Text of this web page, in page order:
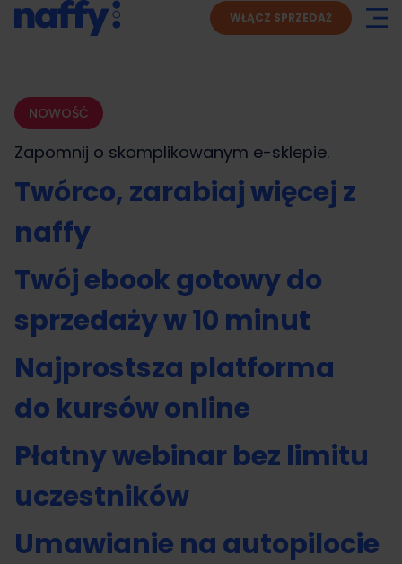
WŁĄCZ SPRZEDAŻ
NOWOŚĆ
Zapomnij o skomplikowanym e-sklepie.
Twórco, zarabiaj więcej z
naffy
Twój ebook gotowy do
sprzedaży w 10 minut
Najprostsza platforma
do kursów online
Płatny webinar bez limitu
uczestników
Umawianie na autopilocie